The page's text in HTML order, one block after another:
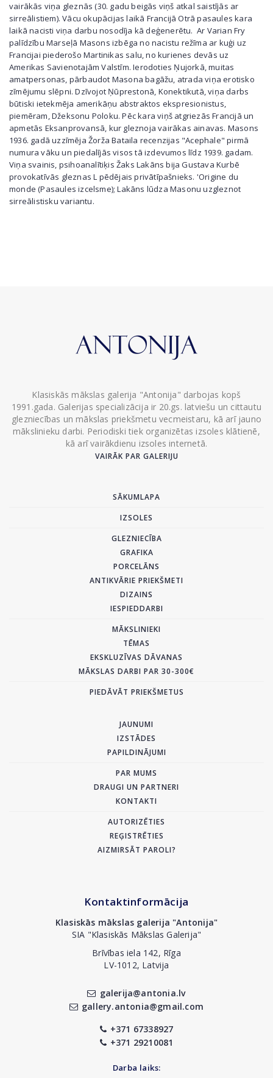
vairākās viņa gleznās (30. gadu beigās viņš atkal saistījās ar
sirreālistiem). Vācu okupācijas laikā Francijā Otrā pasaules kara
laikā nacisti viņa darbu nosodīja kā deģenerētu. Ar Varian Fry
palīdzību Marseļā Masons izbēga no nacistu režīma ar kuģi uz
Francijai piederošo Martinikas salu, no kurienes devās uz
Amerikas Savienotajām Valstīm. Ierodoties Ņujorkā, muitas
amatpersonas, pārbaudot Masona bagāžu, atrada viņa erotisko
zīmējumu slēpni. Dzīvojot Ņūprestonā, Konektikutā, viņa darbs
būtiski ietekmēja amerikāņu abstraktos ekspresionistus,
piemēram, Džeksonu Poloku. Pēc kara viņš atgriezās Francijā un
apmetās Eksanprovansā, kur gleznoja vairākas ainavas. Masons
1936. gadā uzzīmēja Žorža Bataila recenzijas "Acephale" pirmā
numura vāku un piedalījās visos tā izdevumos līdz 1939. gadam.
Viņa svainis, psihoanalītiķis Žaks Lakāns bija Gustava Kurbē
provokatīvās gleznas L pēdējais privātīpašnieks. 'Origine du
monde (Pasaules izcelsme); Lakāns lūdza Masonu uzgleznot
sirreālistisku variantu.
Klasiskās mākslas galerija "Antonija" darbojas kopš
1991.gada. Galerijas specializācija ir 20.gs. latviešu un cittautu
glezniecības un mākslas priekšmetu vecmeistaru, kā arī jauno
mākslinieku darbi. Periodiski tiek organizētas izsoles klātienē,
kā arī vairākdienu izsoles internetā.
VAIRĀK PAR GALERIJU
SĀKUMLAPA
IZSOLES
GLEZNIECĪBA
GRAFIKA
PORCELĀNS
ANTIKVĀRIE PRIEKŠMETI
DIZAINS
IESPIEDDARBI
MĀKSLINIEKI
TĒMAS
EKSKLUZĪVAS DĀVANAS
MĀKSLAS DARBI PAR 30-300€
PIEDĀVĀT PRIEKŠMETUS
JAUNUMI
IZSTĀDES
PAPILDINĀJUMI
PAR MUMS
DRAUGI UN PARTNERI
KONTAKTI
AUTORIZĒTIES
REĢISTRĒTIES
AIZMIRSĀT PAROLI?
Kontaktinformācija
Klasiskās mākslas galerija "Antonija"
SIA "Klasiskās Mākslas Galerija"
Brīvības iela 142, Rīga
LV-1012, Latvija
galerija@antonia.lv
gallery.antonia@gmail.com
+371 67338927
+371 29210081
Darba laiks: